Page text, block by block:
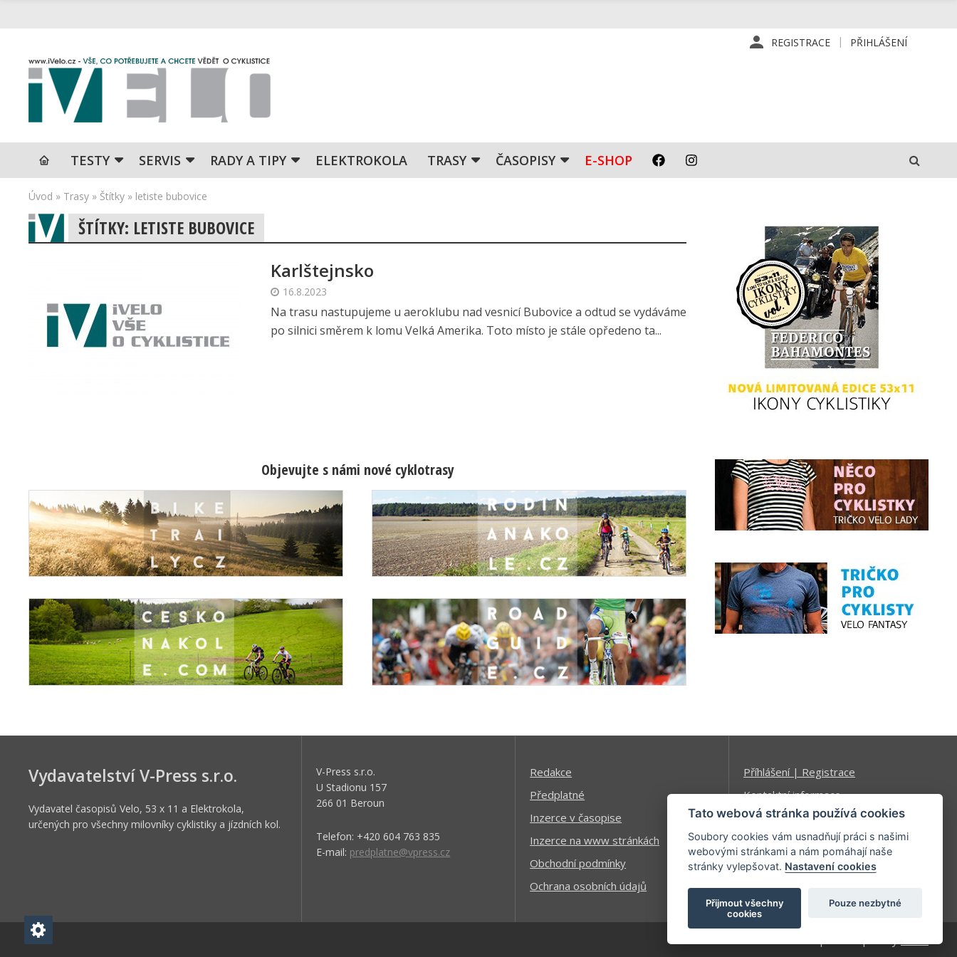
REGISTRACE PŘIHLÁŠENÍ
TESTY SERVIS RADY A TIPY ELEKTROKOLA TRASY ČASOPISY E-SHOP
Úvod » Trasy » Štítky » letiste bubovice
ŠTÍTKY: LETISTE BUBOVICE
Karlštejnsko
16.8.2023
Na trasu nastupujeme u aeroklubu nad vesnicí Bubovice a odtud se vydáváme
po silnici směrem k lomu Velká Amerika. Toto místo je stále opředeno ta...
Objevujte s námi nové cyklotrasy
Vydavatelství V-Press s.r.o.
Vydavatel časopisů Velo, 53 x 11 a Elektrokola,
určených pro všechny milovníky cyklistiky a jízdních kol.
V-Press s.r.o.
U Stadionu 157
266 01 Beroun
Telefon: +420 604 763 835
E-mail: predplatne@vpress.cz
Redakce
Předplatné
Inzerce v časopise
Inzerce na www stránkách
Obchodní podmínky
Ochrana osobních údajů
Příhlášení | Registrace
Kontaktní informace
Mapa stránek
Tato webová stránka používá cookies
Soubory cookies vám usnadňují práci s našimi
webovými stránkami a nám pomáhají naše
stránky vylepšovat. Nastavení cookies
Přijmout všechny
cookies
Pouze nezbytné